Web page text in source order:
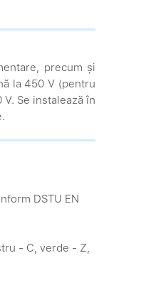
precum și
la 450 V (pentru
Se instalează în
DSTU EN
- C, verde - Z,